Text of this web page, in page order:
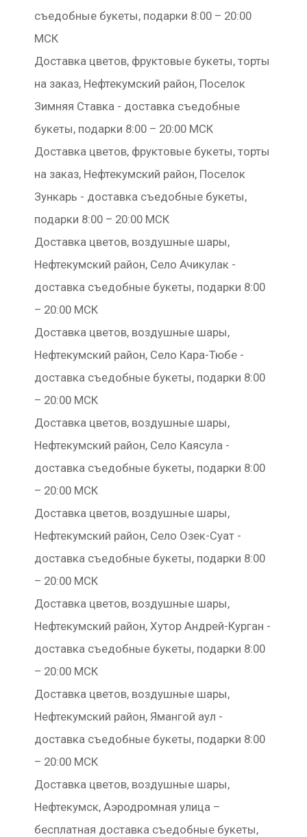
съедобные букеты, подарки 8:00 – 20:00
МСК
Доставка цветов, фруктовые букеты, торты
на заказ, Нефтекумский район, Поселок
Зимняя Ставка - доставка съедобные
букеты, подарки 8:00 – 20:00 МСК
Доставка цветов, фруктовые букеты, торты
на заказ, Нефтекумский район, Поселок
Зункарь - доставка съедобные букеты,
подарки 8:00 – 20:00 МСК
Доставка цветов, воздушные шары,
Нефтекумский район, Село Ачикулак -
доставка съедобные букеты, подарки 8:00
– 20:00 МСК
Доставка цветов, воздушные шары,
Нефтекумский район, Село Кара-Тюбе -
доставка съедобные букеты, подарки 8:00
– 20:00 МСК
Доставка цветов, воздушные шары,
Нефтекумский район, Село Каясула -
доставка съедобные букеты, подарки 8:00
– 20:00 МСК
Доставка цветов, воздушные шары,
Нефтекумский район, Село Озек-Суат -
доставка съедобные букеты, подарки 8:00
– 20:00 МСК
Доставка цветов, воздушные шары,
Нефтекумский район, Хутор Андрей-Курган -
доставка съедобные букеты, подарки 8:00
– 20:00 МСК
Доставка цветов, воздушные шары,
Нефтекумский район, Ямангой аул -
доставка съедобные букеты, подарки 8:00
– 20:00 МСК
Доставка цветов, воздушные шары,
Нефтекумск, Аэродромная улица –
бесплатная доставка съедобные букеты,